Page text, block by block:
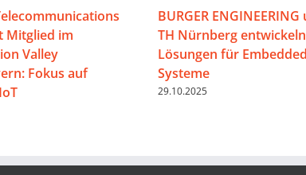
Mitglied im
Valley
Fokus auf
BURGER ENGINEERING
TH Nürnberg
Lösungen für Embedded
Systeme
29.10.2025